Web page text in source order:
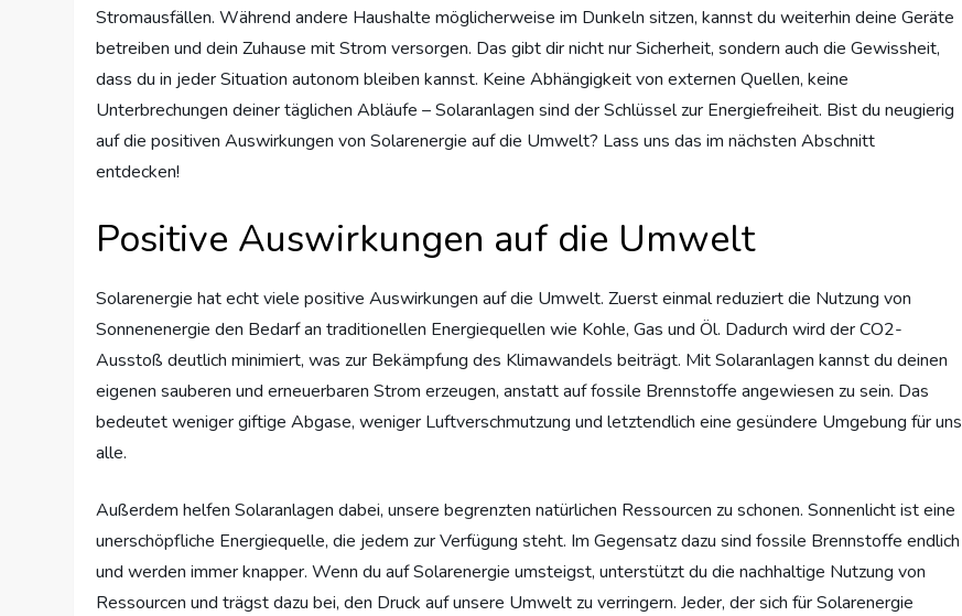
Stromausfällen. Während andere Haushalte möglicherweise im Dunkeln sitzen, kannst du weiterhin deine Geräte
betreiben und dein Zuhause mit Strom versorgen. Das gibt dir nicht nur Sicherheit, sondern auch die Gewissheit,
dass du in jeder Situation autonom bleiben kannst. Keine Abhängigkeit von externen Quellen, keine
Unterbrechungen deiner täglichen Abläufe – Solaranlagen sind der Schlüssel zur Energiefreiheit. Bist du neugierig
auf die positiven Auswirkungen von Solarenergie auf die Umwelt? Lass uns das im nächsten Abschnitt
entdecken!
Positive Auswirkungen auf die Umwelt
Solarenergie hat echt viele positive Auswirkungen auf die Umwelt. Zuerst einmal reduziert die Nutzung von
Sonnenenergie den Bedarf an traditionellen Energiequellen wie Kohle, Gas und Öl. Dadurch wird der CO2-
Ausstoß deutlich minimiert, was zur Bekämpfung des Klimawandels beiträgt. Mit Solaranlagen kannst du deinen
eigenen sauberen und erneuerbaren Strom erzeugen, anstatt auf fossile Brennstoffe angewiesen zu sein. Das
bedeutet weniger giftige Abgase, weniger Luftverschmutzung und letztendlich eine gesündere Umgebung für uns
alle.
Außerdem helfen Solaranlagen dabei, unsere begrenzten natürlichen Ressourcen zu schonen. Sonnenlicht ist eine
unerschöpfliche Energiequelle, die jedem zur Verfügung steht. Im Gegensatz dazu sind fossile Brennstoffe endlich
und werden immer knapper. Wenn du auf Solarenergie umsteigst, unterstützt du die nachhaltige Nutzung von
Ressourcen und trägst dazu bei, den Druck auf unsere Umwelt zu verringern. Jeder, der sich für Solarenergie